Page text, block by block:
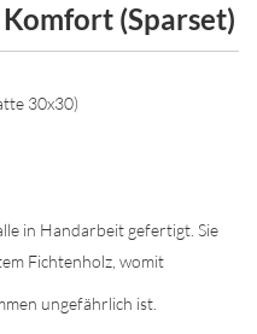
(Sparset)
30x30)
in Handarbeit gefertigt. Sie
Fichtenholz, womit
ungefährlich ist.